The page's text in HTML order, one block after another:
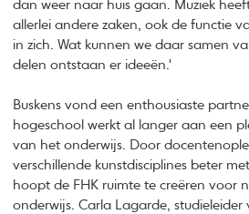
dan weer naar huis gaan. Muziek
allerlei andere zaken, ook de functie
in zich. Wat kunnen we daar samen
delen ontstaan er ideeën.'
Buskens vond een enthousiaste
hogeschool werkt al langer aan een
van het onderwijs. Door
verschillende kunstdisciplines beter
hoopt de FHK ruimte te creëren voor
onderwijs. Carla Lagarde, studieleider